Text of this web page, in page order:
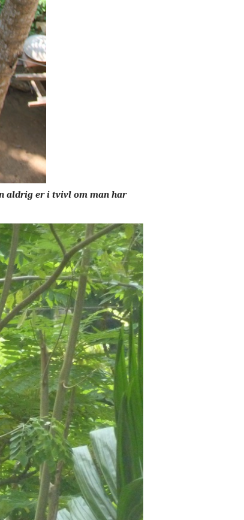
aldrig er i tvivl om man har